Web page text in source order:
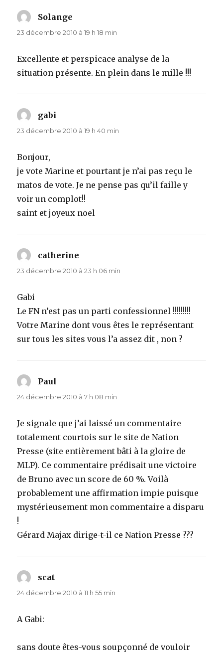
Solange
23 décembre 2010 à 19 h 18 min
Excellente et perspicace analyse de la
situation présente. En plein dans le mille !!!
gabi
23 décembre 2010 à 19 h 40 min
Bonjour,
je vote Marine et pourtant je n’ai pas reçu le
matos de vote. Je ne pense pas qu’il faille y
voir un complot!!
saint et joyeux noel
catherine
23 décembre 2010 à 23 h 06 min
Gabi
Le FN n’est pas un parti confessionnel !!!!!!!!!
Votre Marine dont vous êtes le représentant
sur tous les sites vous l’a assez dit , non ?
Paul
24 décembre 2010 à 7 h 08 min
Je signale que j’ai laissé un commentaire
totalement courtois sur le site de Nation
Presse (site entièrement bâti à la gloire de
MLP). Ce commentaire prédisait une victoire
de Bruno avec un score de 60 %. Voilà
probablement une affirmation impie puisque
mystérieusement mon commentaire a disparu
!
Gérard Majax dirige-t-il ce Nation Presse ???
scat
24 décembre 2010 à 11 h 55 min
A Gabi:
sans doute êtes-vous soupçonné de vouloir